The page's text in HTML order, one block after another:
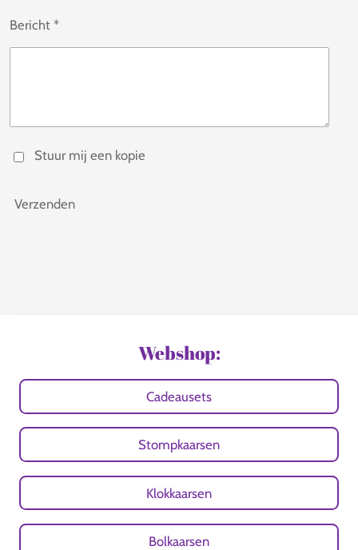
Bericht *
Stuur mij een kopie
Verzenden
Webshop:
Cadeausets
Stompkaarsen
Klokkaarsen
Bolkaarsen